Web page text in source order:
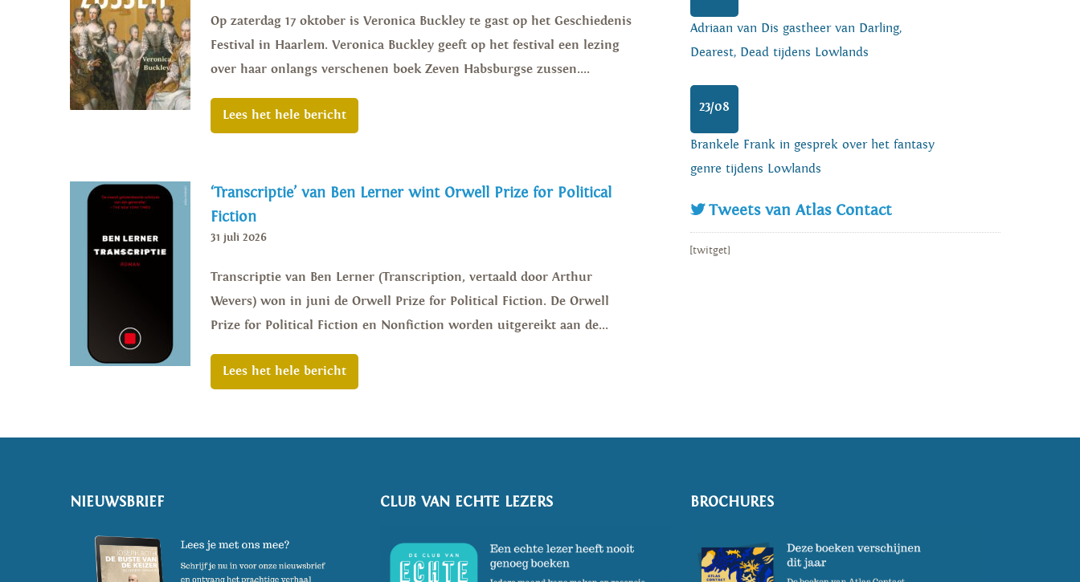
Op zaterdag 17 oktober is Veronica Buckley te gast op het Geschiedenis
Festival in Haarlem. Veronica Buckley geeft op het festival een lezing
over haar onlangs verschenen boek Zeven Habsburgse zussen....
Lees het hele bericht
‘Transcriptie’ van Ben Lerner wint Orwell Prize for Political
Fiction
31 juli 2026
Transcriptie van Ben Lerner (Transcription, vertaald door Arthur
Wevers) won in juni de Orwell Prize for Political Fiction. De Orwell
Prize for Political Fiction en Nonfiction worden uitgereikt aan de...
Lees het hele bericht
Adriaan van Dis gastheer van Darling,
Dearest, Dead tijdens Lowlands
23/08
Brankele Frank in gesprek over het fantasy
genre tijdens Lowlands
Tweets van Atlas Contact
[twitget]
NIEUWSBRIEF CLUB VAN ECHTE LEZERS BROCHURES